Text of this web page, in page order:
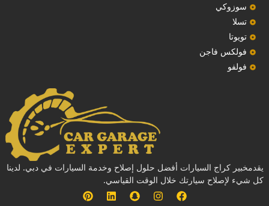
سوزوكي
تسلا
تويوتا
فولكس فاجن
فولفو
يقدمخبير كراج السيارات أفضل حلول إصلاح وخدمة السيارات في دبي. لدينا
كل شيء لإصلاح سيارتك خلال الوقت القياسي.